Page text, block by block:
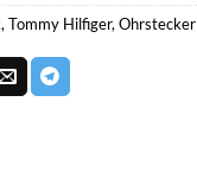
,Tommy Hilfiger,Ohrstecker